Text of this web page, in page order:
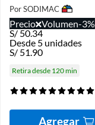
Por SODIMAC
Precio Volumen-3%
S/50.34
Desde 5 unidades
S/ 51.90
Retira desde 120 min
Agregar